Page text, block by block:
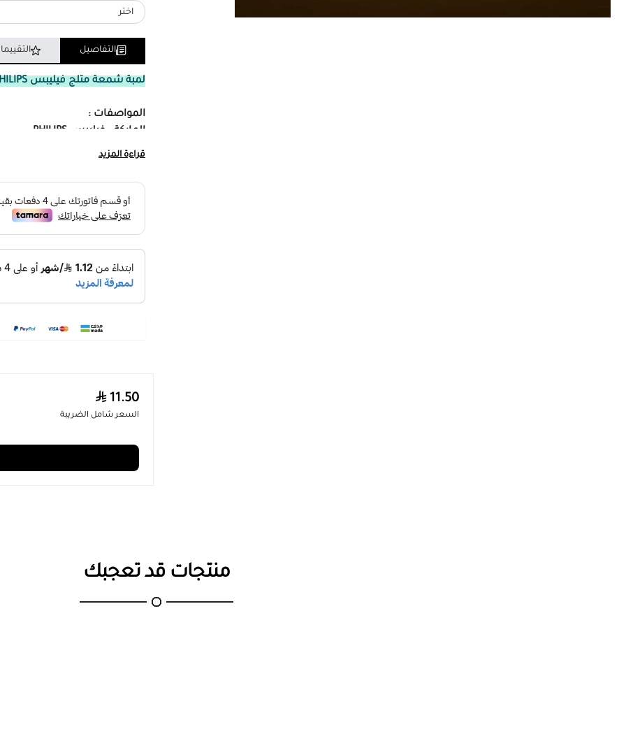
التفاصيل
لمبة شمعة متلج فيليبس PHILIPS اضاءة سقف
المواصفات :
الماركة : فيليبس PHILIPS
لون الانارة : اضاءة بيضاء ،
قاعدة مصباح الاضاءة : E14
الجهد الكهربائي : 100 فولت : 240 فولت
درجة حرارة اللون :
ابيض 6500 K
اصفر 3000 K
الضمان : 5 سنوات
قراءة المزيد
11.50
السعر شامل الضريبة
منتجات قد تعجبك